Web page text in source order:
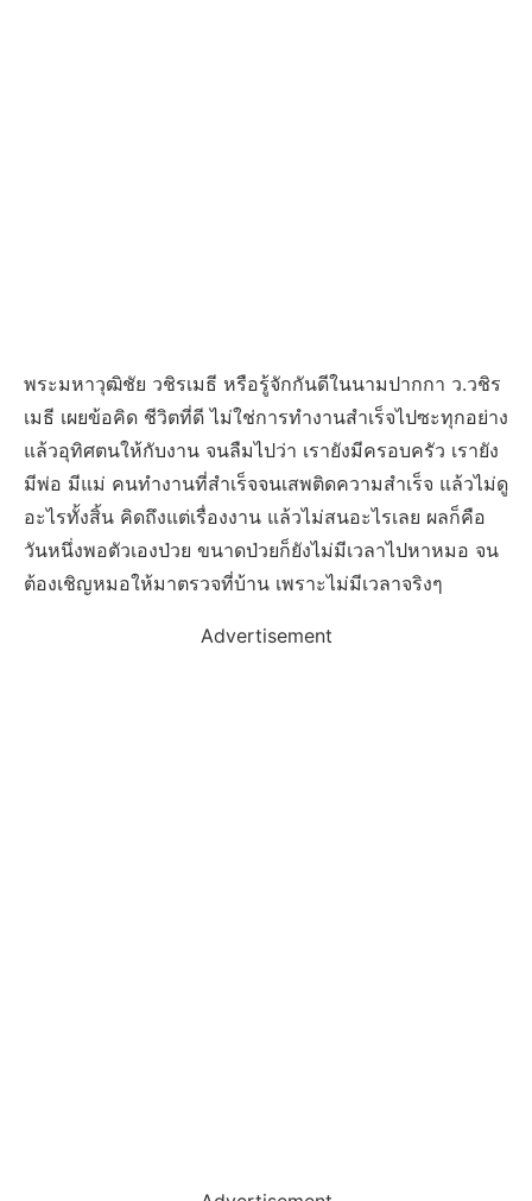
พระมหาวุฒิชัย วชิรเมธี หรือรู้จักกันดีในนามปากกา ว.วชิร
เมธี เผยข้อคิด ชีวิตที่ดี ไม่ใช่การทำงานสำเร็จไปซะทุกอย่าง
แล้วอุทิศตนให้กับงาน จนลืมไปว่า เรายังมีครอบครัว เรายัง
มีพ่อ มีแม่ คนทำงานที่สำเร็จจนเสพติดความสำเร็จ แล้วไม่ดู
อะไรทั้งสิ้น คิดถึงแต่เรื่องงาน แล้วไม่สนอะไรเลย ผลก็คือ
วันหนึ่งพอตัวเองป่วย ขนาดป่วยก็ยังไม่มีเวลาไปหาหมอ จน
ต้องเชิญหมอให้มาตรวจที่บ้าน เพราะไม่มีเวลาจริงๆ
Advertisement